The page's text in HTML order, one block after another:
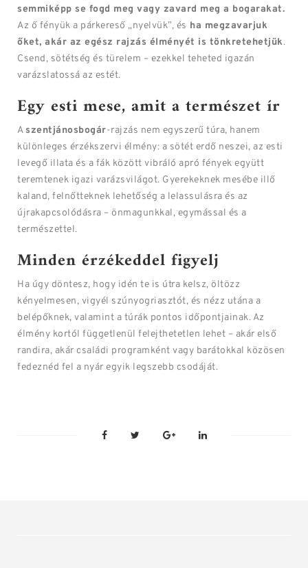
semmiképp se fogd meg vagy zavard meg a bogarakat.
Az ő fényük a párkereső „nyelvük”, és ha megzavarjuk
őket, akár az egész rajzás élményét is tönkretehetjük.
Csend, sötétség és türelem – ezekkel teheted igazán
varázslatossá az estét.
Egy esti mese, amit a természet ír
A szentjánosbogár-rajzás nem egyszerű túra, hanem
különleges érzékszervi élmény: a sötét erdő neszei, az esti
levegő illata és a fák között vibráló apró fények együtt
teremtenek igazi varázsvilágot. Gyerekeknek mesébe illő
kaland, felnőtteknek lehetőség a lelassulásra és az
újrakapcsolódásra – önmagunkkal, egymással és a
természettel.
Minden érzékeddel figyelj
Ha úgy döntesz, hogy idén te is útra kelsz, öltözz
kényelmesen, vigyél szúnyogriasztót, és nézz utána a
belépőknek, valamint a túrák pontos időpontjainak. Az
élmény kortól függetlenül felejthetetlen lehet – akár első
randira, akár családi programként vagy barátokkal közösen
fedeznéd fel a nyár egyik legszebb csodáját.